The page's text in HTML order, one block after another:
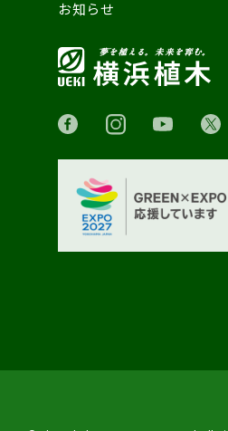
お知らせ